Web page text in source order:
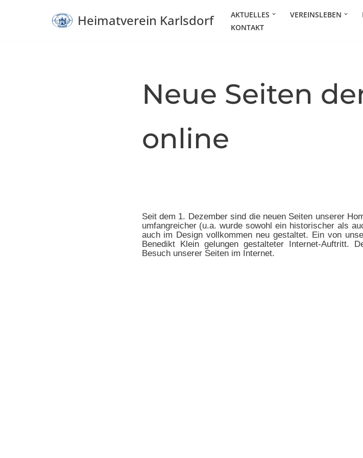
Heimatverein Karlsdorf AKTUELLES VEREINSLEBEN
KONTAKT
Neue Seiten
online
Seit dem 1. Dezember sind die neuen Seiten unserer
umfangreicher (u.a. wurde sowohl ein historischer als
auch im Design vollkommen neu gestaltet. Ein von
Benedikt Klein gelungen gestalteter Internet-Auftritt.
Besuch unserer Seiten im Internet.